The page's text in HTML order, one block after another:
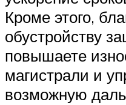
Кроме этого,
обустройству
повышаете
магистрали и
возможную